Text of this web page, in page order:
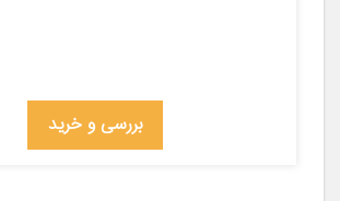
بررسی و خرید